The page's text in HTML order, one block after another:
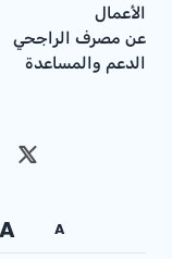
الأعمال
عن مصرف الراجحي
الدعم والمساعدة
A
A